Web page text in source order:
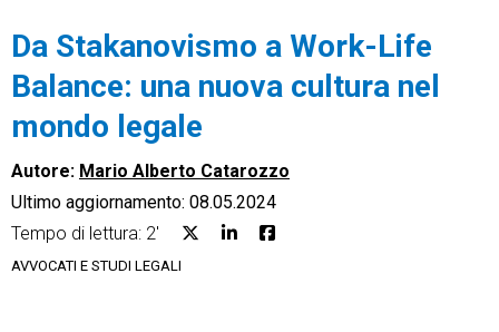
Ecommerce
Da Stakanovismo a Work-Life
Balance: una nuova cultura nel
mondo legale
Autore: Mario Alberto Catarozzo
Ultimo aggiornamento: 08.05.2024
Tempo di lettura: 2'
AVVOCATI E STUDI LEGALI